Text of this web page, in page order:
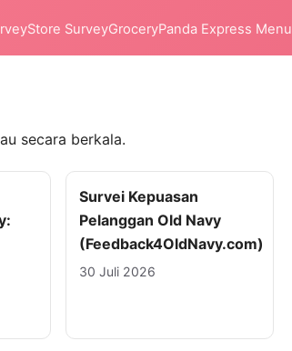
Store SurveyGroceryPanda Express Menu
secara berkala.
Survei Kepuasan
Pelanggan Old Navy
(Feedback4OldNavy.com)
30 Juli 2026